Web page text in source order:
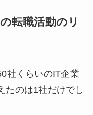
転職活動のリ
社くらいのIT企業
たのは1社だけでし